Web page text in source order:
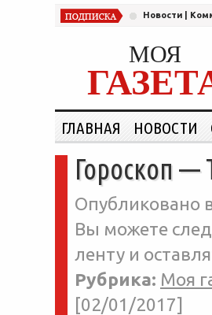
Новости
МОЯ
ГЛАВНАЯ НОВОСТИ
Гороскоп —
Опубликовано
Вы можете
ленту и
Рубрика: Моя
[02/01/2017]